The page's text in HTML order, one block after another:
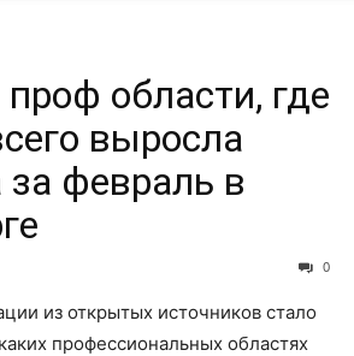
области, где
выросла
за февраль в
0
из открытых источников стало
профессиональных областях